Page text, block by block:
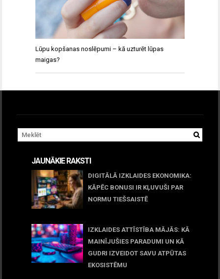
Lūpu kopšanas noslēpumi – kā uzturēt lūpas
maigas?
JAUNĀKIE RAKSTI
DIGITĀLĀ IZKLAIDES EKONOMIKA:
KĀPĒC BONUSI IR KĻUVUŠI PAR
NORMU TIEŠSAISTĒ
IZKLAIDES ATTĪSTĪBA MĀJĀS: KĀ
MAINĪJUŠIES PARADUMI UN KĀ
GUDRI IZVEIDOT SAVU ATPŪTAS
EKOSISTĒMU